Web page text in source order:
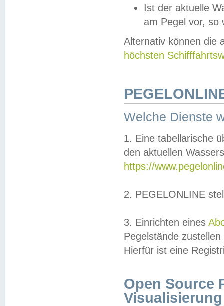
Ist der aktuelle
am Pegel vor,
Alternativ können die
höchsten
Welche Dienste
1. Eine tabellarische
den aktuellen
https://
2. PEGELONLINE
3. Einrichten eines
Pegelstände
Hierfür ist eine
Open Source
Visualisierung